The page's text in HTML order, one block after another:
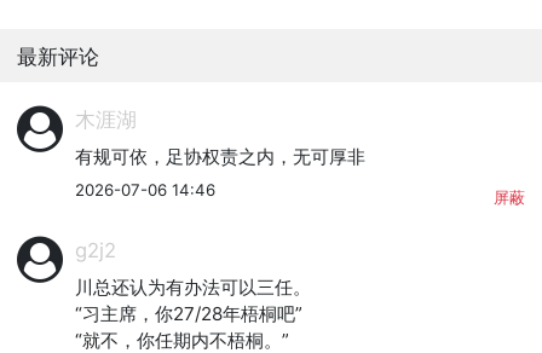
最新评论
木涯湖
有规可依，足协权责之内，无可厚非
2026-07-06 14:46 屏蔽
g2j2
川总还认为有办法可以三任。
“习主席，你27/28年梧桐吧”
“就不，你任期内不梧桐。”